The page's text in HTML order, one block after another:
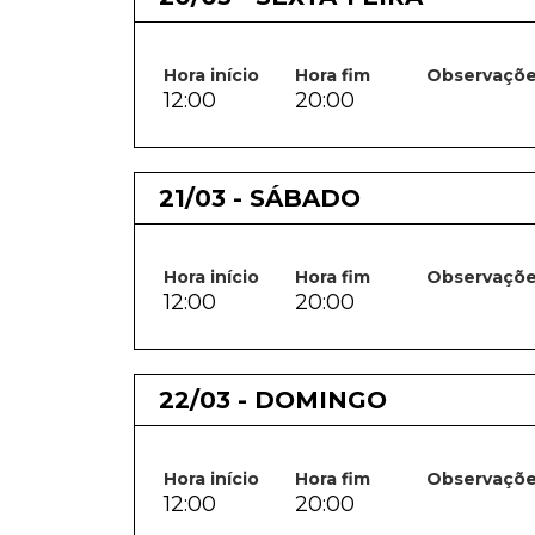
Hora início Hora fim
12:00 20:00
21/03 - SÁBADO
Hora início Hora fim
12:00 20:00
22/03 - DOMINGO
Hora início Hora fim
12:00 20:00